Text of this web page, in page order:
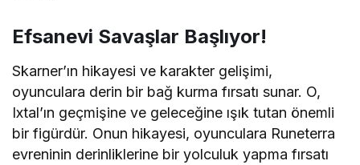
Efsanevi Savaşlar Başlıyor!
Skarner’ın hikayesi ve karakter gelişimi,
oyunculara derin bir bağ kurma fırsatı sunar. O,
Ixtal’ın geçmişine ve geleceğine ışık tutan önemli
bir figürdür. Onun hikayesi, oyunculara Runeterra
evreninin derinliklerine bir yolculuk yapma fırsatı